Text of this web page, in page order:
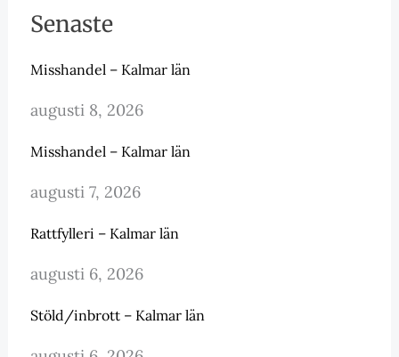
Senaste
Misshandel – Kalmar län
augusti 8, 2026
Misshandel – Kalmar län
augusti 7, 2026
Rattfylleri – Kalmar län
augusti 6, 2026
Stöld/inbrott – Kalmar län